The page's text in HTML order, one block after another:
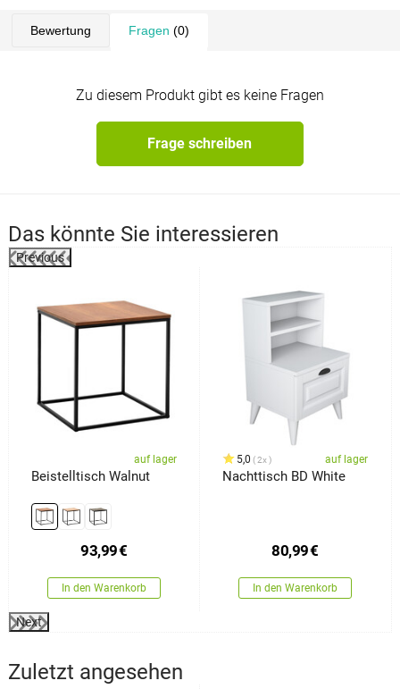
Bewertung Fragen (0)
Zu diesem Produkt gibt es keine Fragen
Frage schreiben
Das könnte Sie interessieren
Previous
auf lager
Beistelltisch Walnut
93,99€
In den Warenkorb
5,0 2x auf lager
Nachttisch BD White
80,99€
In den Warenkorb
Next
Zuletzt angesehen